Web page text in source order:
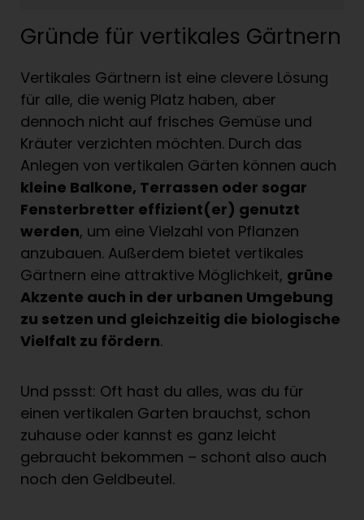
Gründe für vertikales Gärtnern
Vertikales Gärtnern ist eine clevere Lösung
für alle, die wenig Platz haben, aber
dennoch nicht auf frisches Gemüse und
Kräuter verzichten möchten. Durch das
Anlegen von vertikalen Gärten können auch
kleine Balkone, Terrassen oder sogar
Fensterbretter effizient(er) genutzt
werden, um eine Vielzahl von Pflanzen
anzubauen. Außerdem bietet vertikales
Gärtnern eine attraktive Möglichkeit, grüne
Akzente auch in der urbanen Umgebung
zu setzen und gleichzeitig die biologische
Vielfalt zu fördern.
Und pssst: Oft hast du alles, was du für
einen vertikalen Garten brauchst, schon
zuhause oder kannst es ganz leicht
gebraucht bekommen – schont also auch
noch den Geldbeutel.